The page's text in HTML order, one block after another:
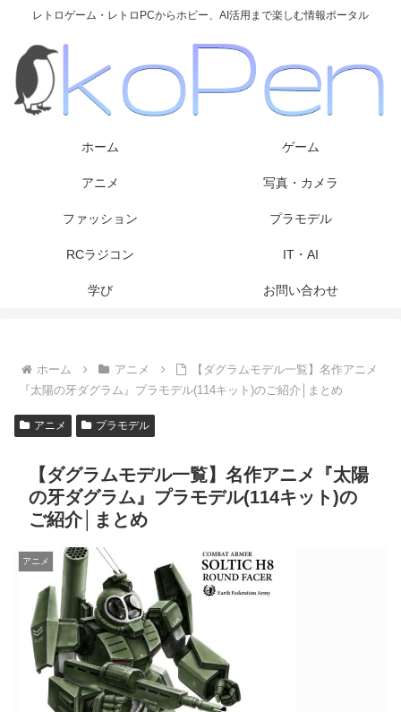
レトロゲーム・レトロPCからホビー、AI活用まで楽しむ情報ポータル
ホーム ゲーム
アニメ 写真・カメラ
ファッション プラモデル
RCラジコン IT・AI
学び お問い合わせ
ホーム アニメ
【ダグラムモデル一覧】名作アニメ
『太陽の牙ダグラム』プラモデル(114キット)のご紹介│まとめ
アニメ プラモデル
【ダグラムモデル一覧】名作アニメ『太陽
の牙ダグラム』プラモデル(114キット)の
ご紹介│まとめ
アニメ